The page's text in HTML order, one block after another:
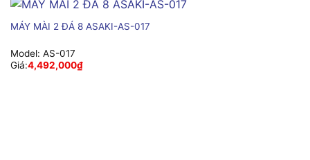
MÁY MÀI 2 ĐÁ 8 ASAKI-AS-017
Model: AS-017
Giá:4,492,000₫